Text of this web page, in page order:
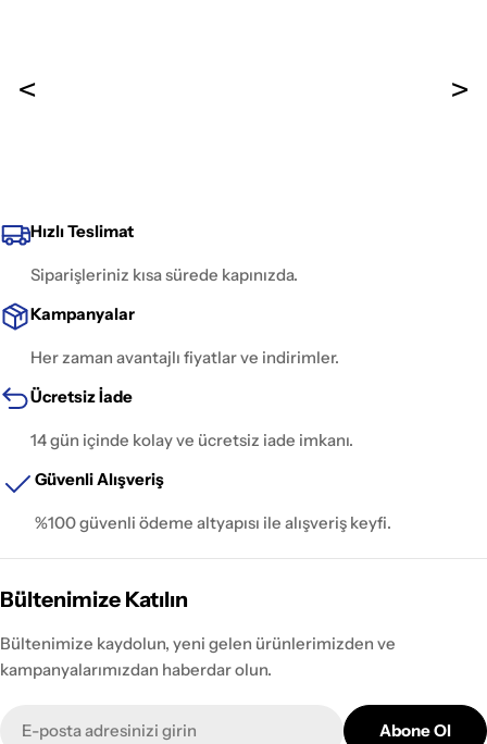
Hızlı Teslimat
Siparişleriniz kısa sürede kapınızda.
Kampanyalar
Her zaman avantajlı fiyatlar ve indirimler.
Ücretsiz İade
14 gün içinde kolay ve ücretsiz iade imkanı.
Güvenli Alışveriş
%100 güvenli ödeme altyapısı ile alışveriş keyfi.
Bültenimize Katılın
Bültenimize kaydolun, yeni gelen ürünlerimizden ve
kampanyalarımızdan haberdar olun.
Abone Ol